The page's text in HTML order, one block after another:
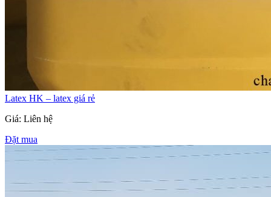
Latex HK – latex giá rẻ
Giá: Liên hệ
Đặt mua